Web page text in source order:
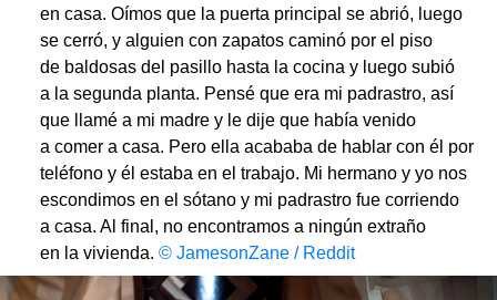
en casa. Oímos que la puerta principal se abrió, luego
se cerró, y alguien con zapatos caminó por el piso
de baldosas del pasillo hasta la cocina y luego subió
a la segunda planta. Pensé que era mi padrastro, así
que llamé a mi madre y le dije que había venido
a comer a casa. Pero ella acababa de hablar con él por
teléfono y él estaba en el trabajo. Mi hermano y yo nos
escondimos en el sótano y mi padrastro fue corriendo
a casa. Al final, no encontramos a ningún extraño
en la vivienda. © JamesonZane / Reddit